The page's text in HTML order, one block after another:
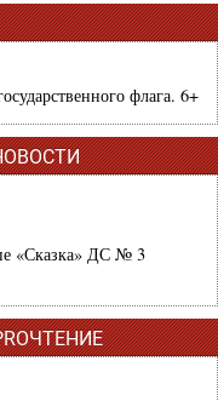
флага. 6+
«Сказка» ДС № 3